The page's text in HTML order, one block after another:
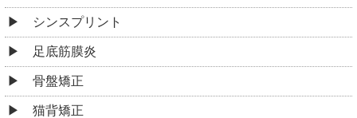
シンスプリント
足底筋膜炎
骨盤矯正
猫背矯正